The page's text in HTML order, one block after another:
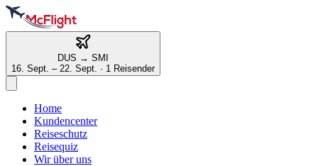
DUS → SMI
16. Sept. – 22. Sept. · 1 Reisender
Home
Kundencenter
Reiseschutz
Reisequiz
Wir über uns